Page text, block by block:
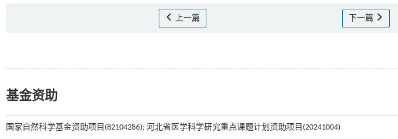
上一篇 下一篇
基金资助
国家自然科学基金资助项目(82104286); 河北省医学科学研究重点课题计划资助项目(20241004)